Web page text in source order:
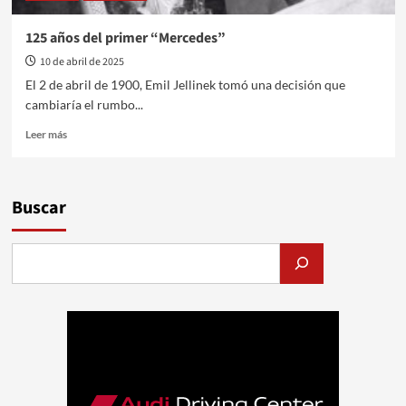
125 años del primer “Mercedes”
10 de abril de 2025
El 2 de abril de 1900, Emil Jellinek tomó una decisión que
cambiaría el rumbo...
Leer másLeer
primer
Buscar